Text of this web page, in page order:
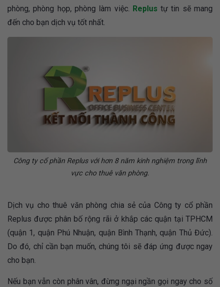
phòng, phòng họp, phòng làm việc. Replus tự tin sẽ mang
đến cho bạn dịch vụ tốt nhất.
Công ty cổ phần Replus với hơn 8 năm kinh nghiệm trong lĩnh
vực cho thuê văn phòng.
Dịch vụ cho thuê văn phòng chia sẻ của Công ty cổ phần
Replus được phân bố rộng rãi ở khắp các quận tại TPHCM
(quận 1, quận Phú Nhuận, quận Bình Thạnh, quận Thủ Đức).
Do đó, chỉ cần bạn muốn, chúng tôi sẽ đáp ứng được ngay
cho bạn.
Nếu bạn vẫn còn phân vân, đừng ngại ngần gọi ngay cho số